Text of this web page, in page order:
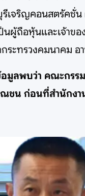
เจริญคอนสตรัคชั่
ผู้ถือหุ้นและเจ้าข
ะทรวงคมนาคม
ลพบว่า คณะกร
ณชน ก่อนที่สำนักง